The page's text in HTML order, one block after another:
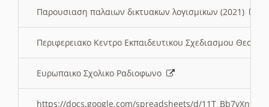
Παρουσιαση παλαιων δικτυακων λογισμικων (2021)
Περιφερειακο Κεντρο Εκπαιδευτικου Σχεδιασμου
Ευρωπαικο Σχολικο Ραδιοφωνο
https://docs.google.com/spreadsheets/d/